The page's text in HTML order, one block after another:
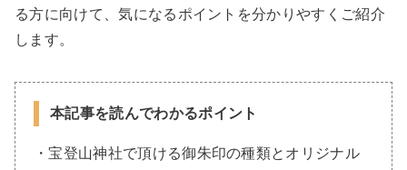
る方に向けて、気になるポイントを分かりやすくご紹介
します。
本記事を読んでわかるポイント
・宝登山神社で頂ける御朱印の種類とオリジナル